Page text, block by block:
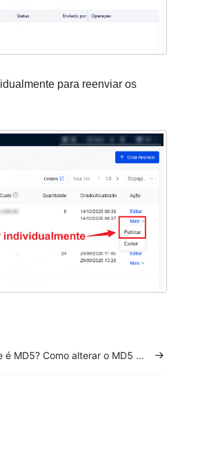
para reenviar os
O que é MD5? Como alterar o MD5 das imagens do anúncio?